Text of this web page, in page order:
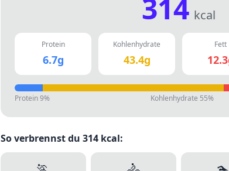
314 kcal
Protein
6.7g
Kohlenhydrate
43.4g
Fett
12.3
Protein9% Kohlenhydrate 55%
So verbrennst du 314 kcal: